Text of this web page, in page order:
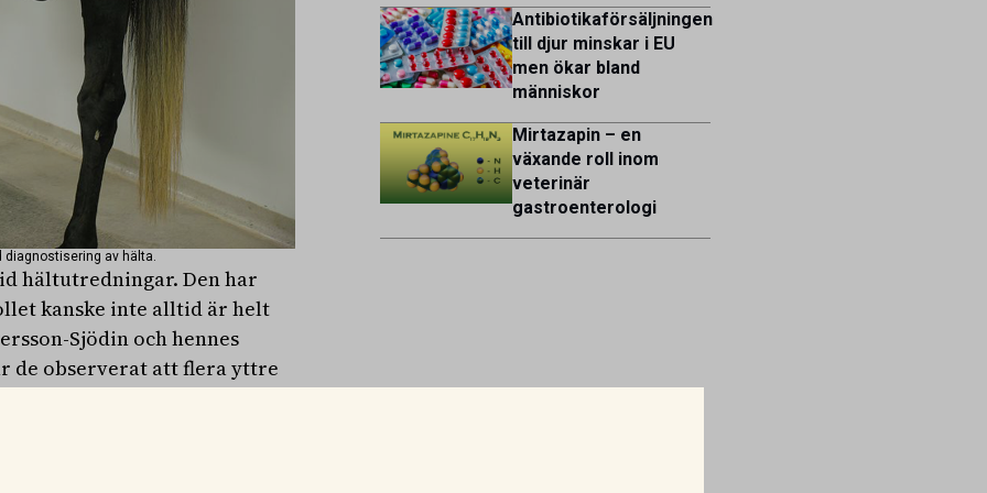
av hälta.
hältutredningar. Den har
kanske inte alltid är helt
Sjödin och hennes
de observerat att flera yttre
kan förbättra
är den vanligaste orsaken till
till nytta för väldigt
Antibiotikaförsäljningen
till djur minskar i EU
men ökar bland
människor
Mirtazapin – en
växande roll inom
veterinär
gastroenterologi